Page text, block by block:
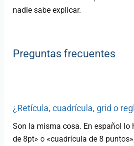
nadie sabe explicar.
Preguntas frecuentes
¿Retícula, cuadrícula, grid o
Son la misma cosa. En español lo
de 8pt» o «cuadrícula de 8